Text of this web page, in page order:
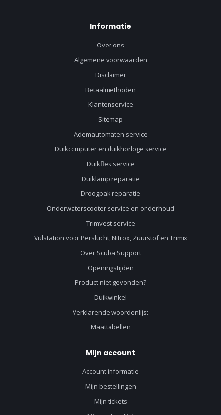
Informatie
Over ons
Algemene voorwaarden
Disclaimer
Betaalmethoden
Klantenservice
Sitemap
Ademautomaten service
Duikcomputer en duikhorloge service
Duikfles service
Duiklamp reparatie
Droogpak reparatie
Onderwaterscooter service en onderhoud
Trimvest service
Vulstation voor Perslucht, Nitrox, Zuurstof en Trimix
Over Scuba Support
Openingstijden
Product niet gevonden?
Duikwinkel
Verklarende woordenlijst
Maattabellen
Mijn account
Account informatie
Mijn bestellingen
Mijn tickets